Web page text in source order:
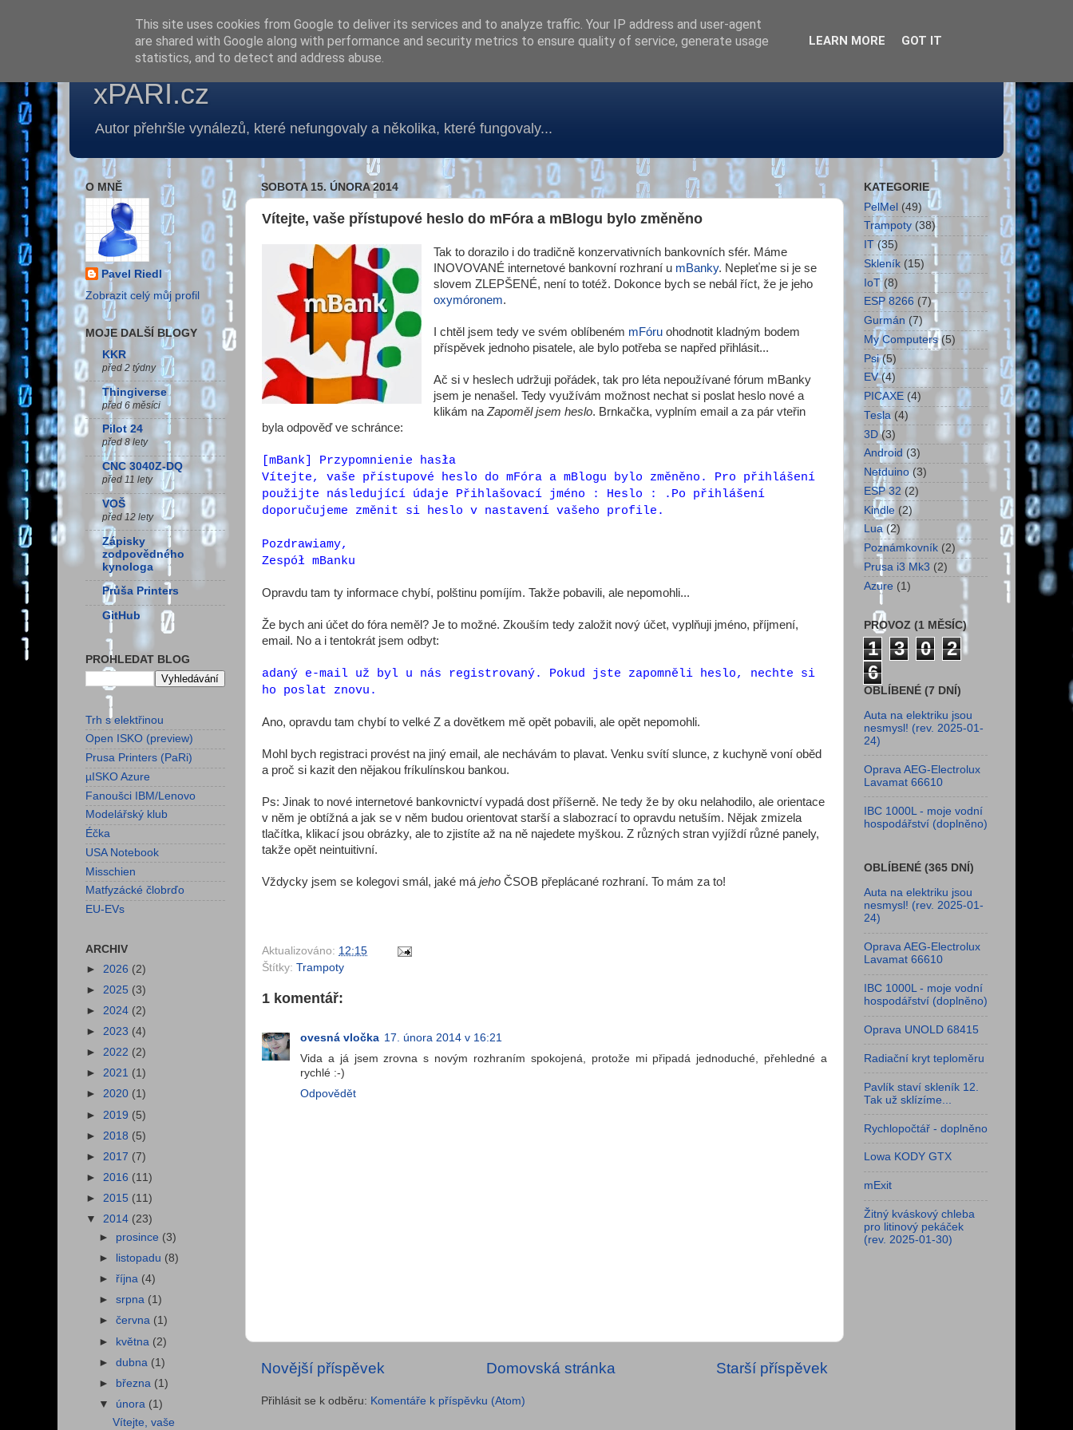
xPARI.cz
Autor přehršle vynálezů, které nefungovaly a několika, které fungovaly...
SOBOTA 15. ÚNORA 2014
Vítejte, vaše přístupové heslo do mFóra a mBlogu bylo změněno
Tak to dorazilo i do tradičně konzervativních bankovních sfér. Máme
INOVOVANÉ internetové bankovní rozhraní u mBanky. Nepleťme si je se
slovem ZLEPŠENÉ, není to totéž. Dokonce bych se nebál říct, že je jeho
oxymóronem.
I chtěl jsem tedy ve svém oblíbeném mFóruohodnotit kladným bodem
příspěvek jednoho pisatele, ale bylo potřeba se napřed přihlásit...
Ač si v heslech udržuji pořádek, tak pro léta nepoužívané fórum mBanky
jsem je nenašel. Tedy využívám možnost nechat si poslat heslo nové a
klikám na Zapoměl jsem heslo. Brnkačka, vyplním email a za pár vteřin
byla odpověď ve schránce:
[mBank] Przypomnienie hasła
Vítejte, vaše přístupové heslo do mFóra a mBlogu bylo změněno. Pro přihlášení
použijte následující údaje Přihlašovací jméno : Heslo : .Po přihlášení
doporučujeme změnit si heslo v nastavení vašeho profile.
Pozdrawiamy,
Zespół mBanku
Opravdu tam ty informace chybí, polštinu pomíjím. Takže pobavili, ale nepomohli...
Že bych ani účet do fóra neměl? Je to možné. Zkouším tedy založit nový účet, vyplňuji jméno, příjmení,
email. No a i tentokrát jsem odbyt:
adaný e-mail už byl u nás registrovaný. Pokud jste zapomněli heslo, nechte si
ho poslat znovu.
Ano, opravdu tam chybí to velké Z a dovětkem mě opět pobavili, ale opět nepomohli.
Mohl bych registraci provést na jiný email, ale nechávám to plavat. Venku svítí slunce, z kuchyně voní oběd
a proč si kazit den nějakou fríkulínskou bankou.
Ps: Jinak to nové internetové bankovnictví vypadá dost příšerně. Ne tedy že by oku nelahodilo, ale orientace
v něm je obtížná a jak se v něm budou orientovat starší a slabozrací to opravdu netuším. Nějak zmizela
tlačítka, klikací jsou obrázky, ale to zjistíte až na ně najedete myškou. Z různých stran vyjíždí různé panely,
takže opět neintuitivní.
Vždycky jsem se kolegovi smál, jaké má jeho ČSOB přeplácané rozhraní. To mám za to!
Aktualizováno: 12:15
Štítky: Trampoty
1 komentář:
ovesná vločka 17. února 2014 v 16:21
Vida a já jsem zrovna s novým rozhraním spokojená, protože mi připadá jednoduché, přehledné a
rychlé :-)
Odpovědět
Novější příspěvek Starší příspěvek
Domovská stránka
Přihlásit se k odběru: Komentáře k příspěvku (Atom)
O MNĚ
Pavel Riedl
Zobrazit celý můj profil
MOJE DALŠÍ BLOGY
KKR
před 2 týdny
Thingiverse
před 6 měsíci
Pilot 24
před 8 lety
CNC 3040Z-DQ
před 11 lety
VOŠ
před 12 lety
Zápisky
zodpovědného
kynologa
Průša Printers
GitHub
PROHLEDAT BLOG
Trh s elektřinou
Open ISKO (preview)
Prusa Printers (PaRi)
µISKO Azure
Fanoušci IBM/Lenovo
Modelářský klub
Éčka
USA Notebook
Misschien
Matfyzácké člobrďo
EU-EVs
ARCHIV
► 2026 (2)
► 2025 (3)
► 2024 (2)
► 2023 (4)
► 2022 (2)
► 2021 (1)
► 2020 (1)
► 2019 (5)
► 2018 (5)
► 2017 (7)
► 2016 (11)
► 2015 (11)
▼ 2014 (23)
► prosince (3)
►
listopadu (8)
►října (4)
►srpna (1)
►června (1)
► května (2)
►dubna (1)
►
března (1)
▼ února (1)
Vítejte, vaše
KATEGORIE
PelMel (49)
Trampoty (38)
IT (35)
Skleník (15)
IoT (8)
ESP 8266 (7)
Gurmán (7)
My Computers (5)
Psi (5)
EV (4)
PICAXE (4)
Tesla (4)
3D (3)
Android (3)
Netduino (3)
ESP 32 (2)
Kindle (2)
Lua (2)
Poznámkovník (2)
Prusa i3 Mk3 (2)
Azure (1)
PROVOZ (1 MĚSÍC)
1 3 0
2
6
OBLÍBENÉ (7 DNÍ)
Auta na elektriku jsou
nesmysl! (rev. 2025-01-
24)
Oprava AEG-Electrolux
Lavamat 66610
IBC 1000L - moje vodní
hospodářství (doplněno)
OBLÍBENÉ (365 DNÍ)
Auta na elektriku jsou
nesmysl! (rev. 2025-01-
24)
Oprava AEG-Electrolux
Lavamat 66610
IBC 1000L - moje vodní
hospodářství (doplněno)
Oprava UNOLD 68415
Radiační kryt teploměru
Pavlík staví skleník 12.
Tak už sklízíme...
Rychlopočtář - doplněno
Lowa KODY GTX
mExit
Žitný kváskový chleba
pro litinový pekáček
(rev. 2025-01-30)
This site uses cookies from Google to deliver its services and to analyze traffic. Your IP address and user-agent
are shared with Google along with performance and security metrics to ensure quality of service, generate usage
statistics, and to detect and address abuse.
LEARN MORE GOT IT